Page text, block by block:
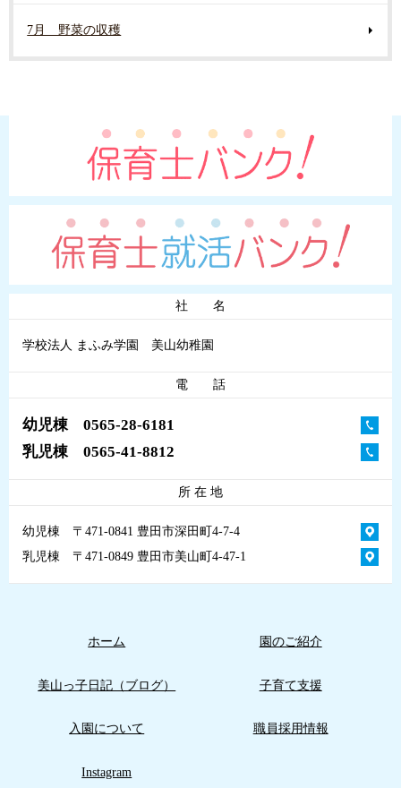
7月 野菜の収穫
社 名
学校法人 まふみ学園 美山幼稚園
電 話
幼児棟 0565-28-6181
乳児棟 0565-41-8812
所 在 地
幼児棟 〒471-0841 豊田市深田町4-7-4
乳児棟 〒471-0849 豊田市美山町4-47-1
ホーム 園のご紹介
美山っ子日記（ブログ） 子育て支援
入園について 職員採用情報
Instagram